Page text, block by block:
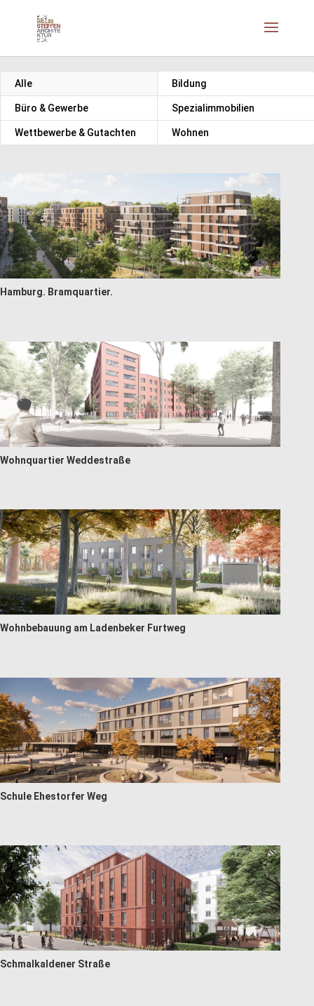
Alle Bildung
Büro & Gewerbe Spezialimmobilien
Wettbewerbe & Gutachten Wohnen
Hamburg. Bramquartier.
Wohnquartier Weddestraße
Wohnbebauung am Ladenbeker Furtweg
Schule Ehestorfer Weg
Schmalkaldener Straße